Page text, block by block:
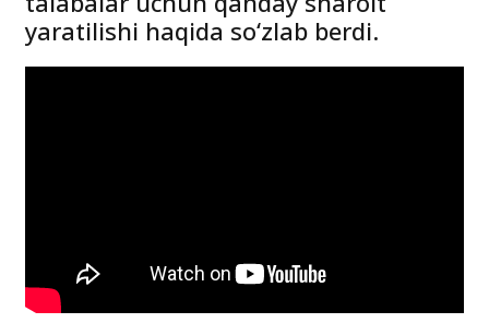
yaratilishi haqida so‘zlab berdi.